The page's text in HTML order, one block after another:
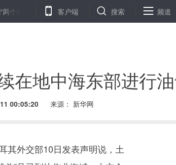
”作为首要任务——论学习贯彻习近平总书记在中央和国
客户端 搜索 频道
在地中海东部进行
00:05:20 来源： 新华网
外交部10日发表声明说，土